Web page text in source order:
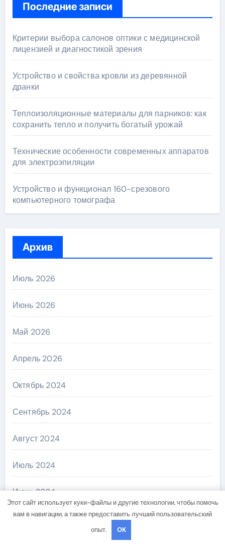
Последние записи
Критерии выбора салонов оптики с медицинской
лицензией и диагностикой зрения
Устройство и свойства кровли из деревянной
дранки
Теплоизоляционные материалы для парников: как
сохранить тепло и получить богатый урожай
Технические особенности современных аппаратов
для электроэпиляции
Устройство и функционал 160-срезового
компьютерного томографа
Архив
Июль 2026
Июнь 2026
Май 2026
Апрель 2026
Октябрь 2024
Сентябрь 2024
Август 2024
Июль 2024
Июнь 2024
Май 2024
Этот сайт использует куки-файлы и другие технологии, чтобы помочь
вам в навигации, а также предоставить лучший пользовательский
опыт.
OK